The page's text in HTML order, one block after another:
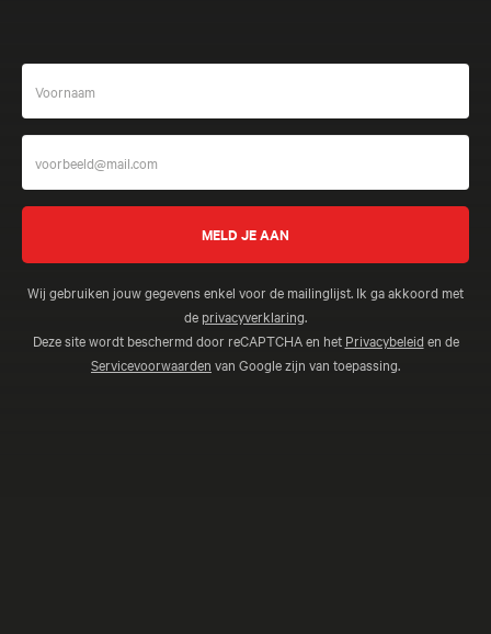
Wij gebruiken jouw gegevens enkel voor de mailinglijst. Ik ga akkoord met
de privacyverklaring.
Deze site wordt beschermd door reCAPTCHA en het Privacybeleid en de
Servicevoorwaarden van Google zijn van toepassing.